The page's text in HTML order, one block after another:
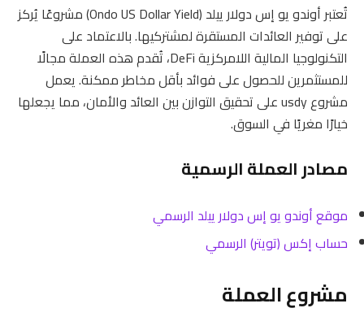
تُعتبر أوندو يو إس دولار ييلد (Ondo US Dollar Yield) مشروعًا يُركز
على توفير العائدات المستقرة لمشتركيها. بالاعتماد على
التكنولوجيا المالية اللامركزية DeFi، تُقدم هذه العملة مجالًا
للمستثمرين للحصول على فوائد بأقل مخاطر ممكنة. يعمل
مشروع usdy على تحقيق التوازن بين العائد والأمان، مما يجعلها
خيارًا مغريًا في السوق.
مصادر العملة الرسمية
موقع أوندو يو إس دولار ييلد الرسمي
حساب إكس (تويتر) الرسمي
مشروع العملة